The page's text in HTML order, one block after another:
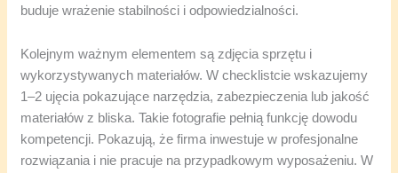
buduje wrażenie stabilności i odpowiedzialności.
Kolejnym ważnym elementem są zdjęcia sprzętu i
wykorzystywanych materiałów. W checklistcie wskazujemy
1–2 ujęcia pokazujące narzędzia, zabezpieczenia lub jakość
materiałów z bliska. Takie fotografie pełnią funkcję dowodu
kompetencji. Pokazują, że firma inwestuje w profesjonalne
rozwiązania i nie pracuje na przypadkowym wyposażeniu. W